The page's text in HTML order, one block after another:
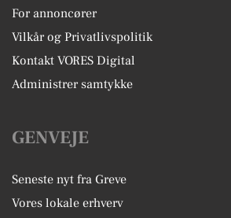
For annoncører
Vilkår og Privatlivspolitik
Kontakt VORES Digital
Administrer samtykke
GENVEJE
Seneste nyt fra Greve
Vores lokale erhverv